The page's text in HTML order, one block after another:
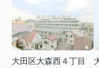
大田区大森西４丁目